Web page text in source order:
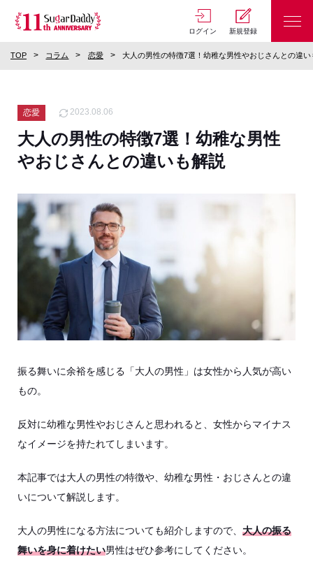
ログイン 新規登録
TOP コラム 恋愛 大人の男性の特徴7選！幼稚な男性やおじさんとの違い
恋愛 2023.08.06
大人の男性の特徴7選！幼稚な男性
やおじさんとの違いも解説
振る舞いに余裕を感じる「大人の男性」は女性から人気が高い
もの。
反対に幼稚な男性やおじさんと思われると、女性からマイナス
なイメージを持たれてしまいます。
本記事では大人の男性の特徴や、幼稚な男性・おじさんとの違
いについて解説します。
大人の男性になる方法についても紹介しますので、 大人の振る
舞いを身に着けたい男性はぜひ参考にしてください。